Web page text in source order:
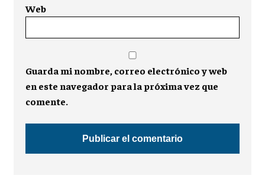
Web
Guarda mi nombre, correo electrónico y web
en este navegador para la próxima vez que
comente.